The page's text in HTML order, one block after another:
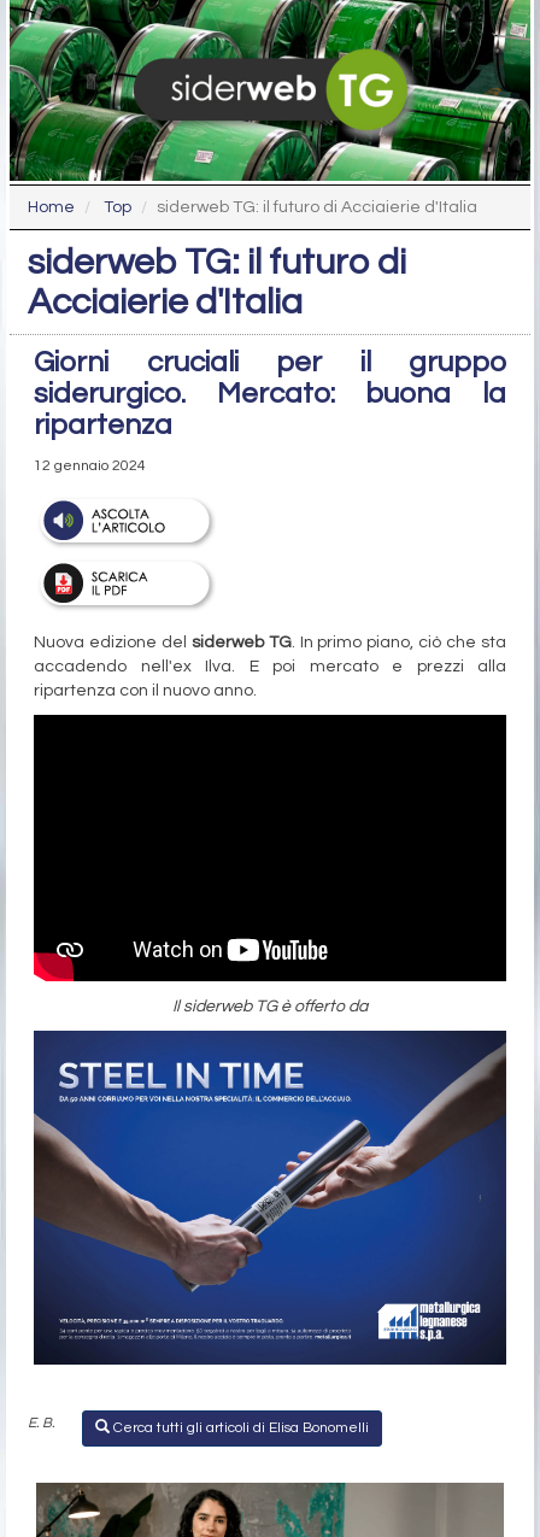
Home Top siderweb TG: il futuro di Acciaierie d'Italia
siderweb TG: il futuro di
Acciaierie d'Italia
Giorni cruciali per il gruppo
siderurgico. Mercato: buona la
ripartenza
12 gennaio 2024
Nuova edizione del siderweb TG. In primo piano, ciò che sta
accadendo nell'ex Ilva. E poi mercato e prezzi alla
ripartenza con il nuovo anno.
Il siderweb TG è offerto da
E. B. Cerca tutti gli articoli di Elisa Bonomelli